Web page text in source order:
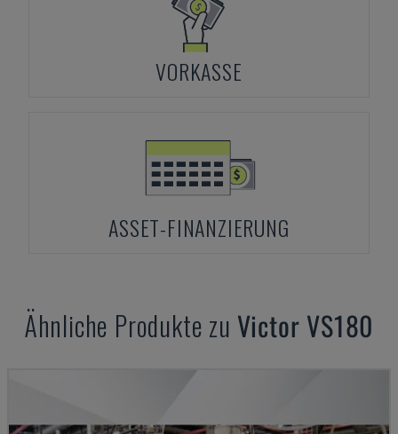
VORKASSE
ASSET-FINANZIERUNG
Ähnliche Produkte zu Victor VS180